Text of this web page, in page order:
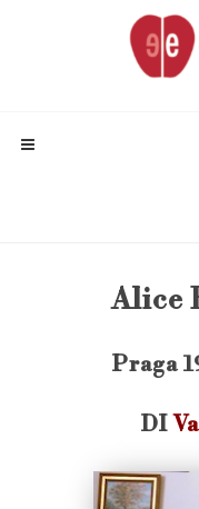
Alice
Praga
DI